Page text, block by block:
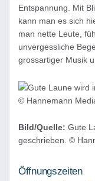
Entspannung. Mit
kann man es sich
man nette Leute,
unvergessliche
grossartiger Musik
Bild/Quelle: Gute
geschrieben. ©
Öffnungszeiten